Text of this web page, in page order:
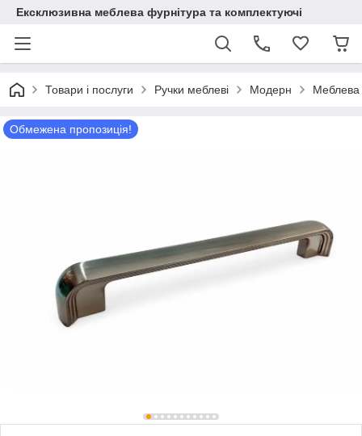
Ексклюзивна меблева фурнітура та комплектуючі
Товари і послуги Ручки меблеві Модерн Меблева
Обмежена пропозиція!